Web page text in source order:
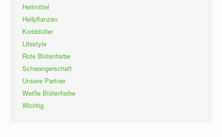
Heilmittel
Heilpflanzen
Korbblütler
Lifestyle
Rote Blütenfarbe
Schwangerschaft
Unsere Partner
Weiße Blütenfarbe
Wichtig